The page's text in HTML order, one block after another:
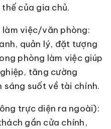
của gia chủ.
làm việc/văn phòng:
quản lý, đặt tượng
phòng làm việc giúp
tăng cường
sáng suốt về tài chính.
trực diện ra ngoài):
gần cửa chính,